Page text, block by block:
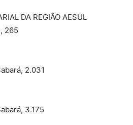
DA REGIÃO AESUL
265
2.031
3.175